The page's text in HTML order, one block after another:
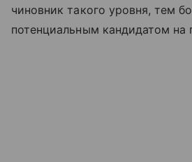
чиновник такого уровня, тем
потенциальным кандидатом на